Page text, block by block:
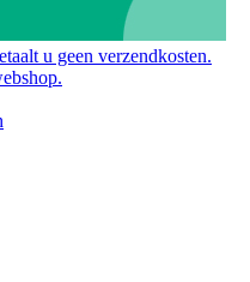
u geen verzendkosten.